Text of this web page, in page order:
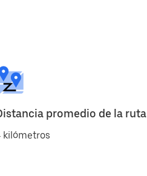
promedio de la ruta
kilómetros